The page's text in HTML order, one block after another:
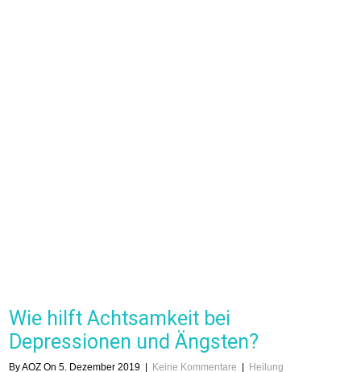
Wie hilft Achtsamkeit bei
Depressionen und Ängsten?
By AOZ On 5. Dezember 2019 | Keine Kommentare | Heilung